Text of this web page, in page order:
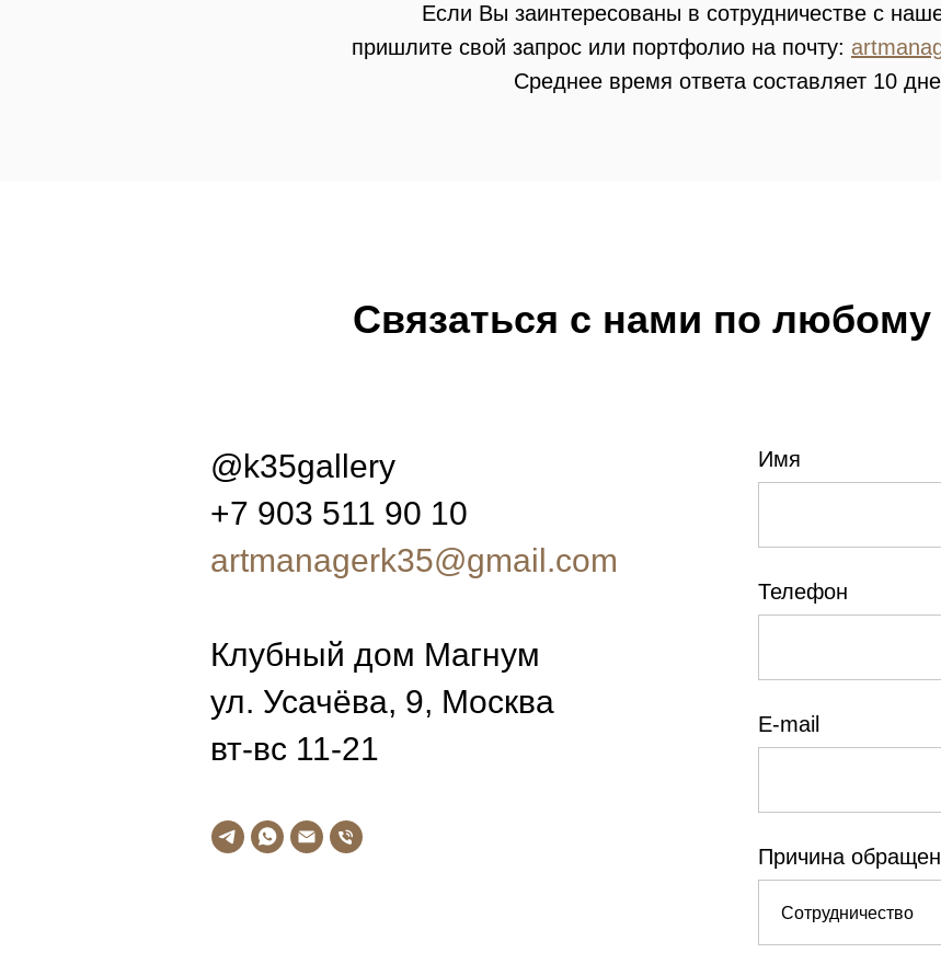
Если Вы заинтересованы в сотрудничестве с
пришлите свой запрос или портфолио на почту:
Среднее время ответа составляет 10
Связатьcя с нами по любому
@k35gallery
+7 903 511 90 10
artmanagerk35@gmail.com
Клубный дом Магнум
ул. Усачёва, 9, Москва
вт-вс 11-21
Имя
Телефон
E-mail
Причина